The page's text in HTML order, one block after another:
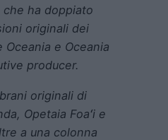
che ha doppiato
originali dei
Oceania e Oceania
producer.
originali di
Opetaia Foaʻi e
a una colonna